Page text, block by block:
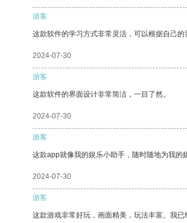
游客
这款软件的学习方式非常灵活，可以根据自己的
2024-07-30
游客
这款软件的界面设计非常简洁，一目了然。
2024-07-30
游客
这款app就像我的娱乐小助手，随时随地为我的
2024-07-30
游客
这款游戏非常好玩，画面精美，玩法丰富。我已